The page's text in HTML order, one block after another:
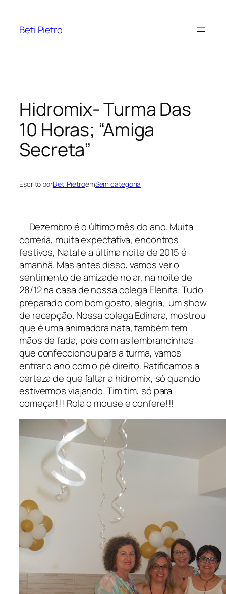
Beti Pietro
Hidromix- Turma Das
10 Horas; “Amiga
Secreta”
Escrito porBeti PietroemSem categoria
Dezembro é o último mês do ano. Muita
correria, muita expectativa, encontros
festivos, Natal e a última noite de 2015 é
amanhã. Mas antes disso, vamos ver o
sentimento de amizade no ar, na noite de
28/12 na casa de nossa colega Elenita. Tudo
preparado com bom gosto, alegria, um show
de recepção. Nossa colega Edinara, mostrou
que é uma animadora nata, também tem
mãos de fada, pois com as lembrancinhas
que confeccionou para a turma, vamos
entrar o ano com o pé direito. Ratificamos a
certeza de que faltar a hidromix, só quando
estivermos viajando. Tim tim, só para
começar!!! Rola o mouse e confere!!!